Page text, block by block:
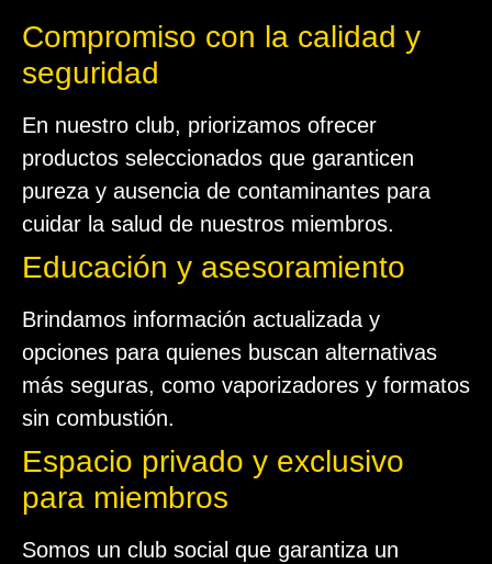
Compromiso con la calidad y
seguridad
En nuestro club, priorizamos ofrecer
productos seleccionados que garanticen
pureza y ausencia de contaminantes para
cuidar la salud de nuestros miembros.
Educación y asesoramiento
Brindamos información actualizada y
opciones para quienes buscan alternativas
más seguras, como vaporizadores y formatos
sin combustión.
Espacio privado y exclusivo
para miembros
Somos un club social que garantiza un